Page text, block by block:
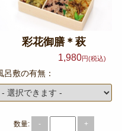
彩花御膳＊萩
1,980円(税込)
呂敷の有無：
数量: - +